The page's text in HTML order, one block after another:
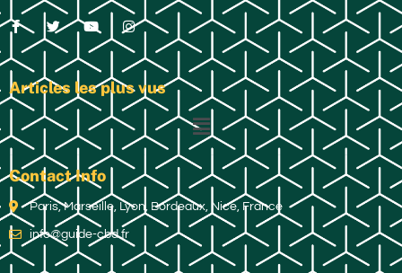
Articles les plus vus
Contact Info
Paris, Marseille, Lyon, Bordeaux, Nice, France
info@guide-cbd.fr